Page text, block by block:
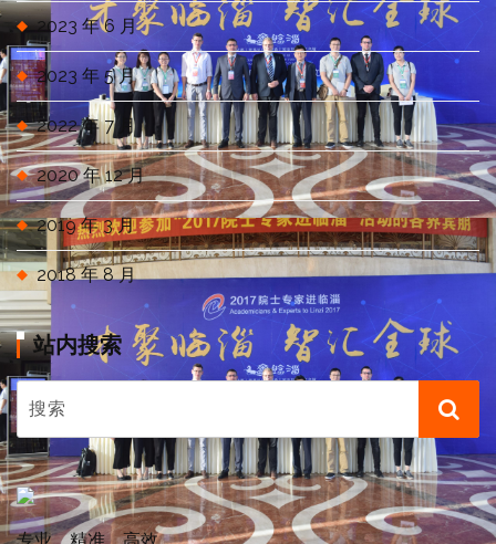
2023 年 6 月
2023 年 5 月
2022 年 7 月
2020 年 12 月
2019 年 3 月
2018 年 8 月
站内搜索
专业、精准、高效